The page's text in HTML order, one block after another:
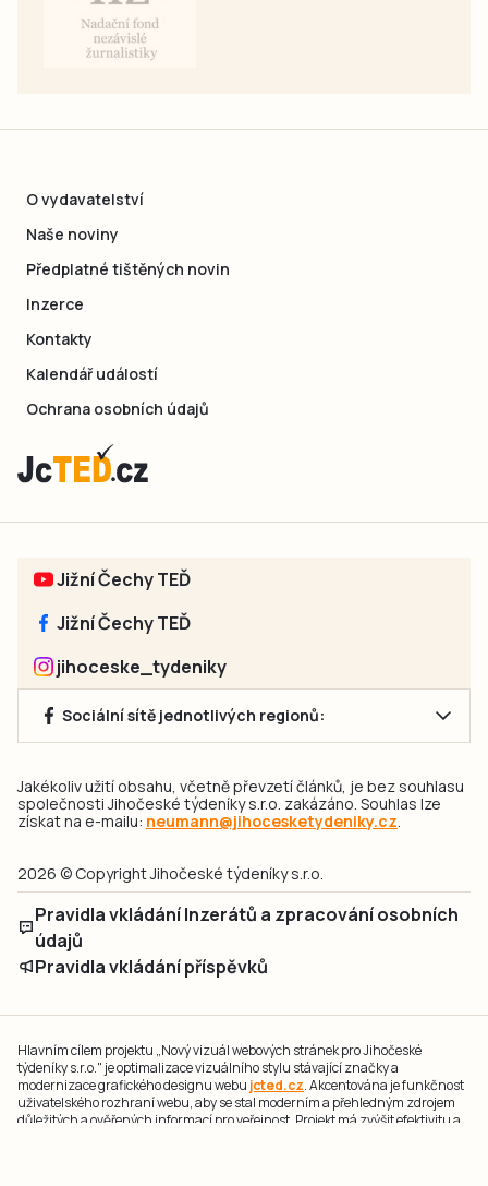
O vydavatelství
Naše noviny
Předplatné tištěných novin
Inzerce
Kontakty
Kalendář událostí
Ochrana osobních údajů
Jižní Čechy TEĎ
Jižní Čechy TEĎ
jihoceske_tydeniky
Sociální sítě jednotlivých regionů:
Jakékoliv užití obsahu, včetně převzetí článků, je bez souhlasu
společnosti Jihočeské týdeníky s.r.o. zakázáno. Souhlas lze
získat na e-mailu: neumann@jihocesketydeniky.cz
2026 © Copyright Jihočeské týdeníky s.r.o.
Pravidla vkládání Inzerátů a zpracování osobních
údajů
Pravidla vkládání příspěvků
Hlavním cílem projektu „Nový vizuál webových stránek pro Jihočeské
týdeníky s.r.o." je optimalizace vizuálního stylu stávající značky a
modernizace grafického designu webu jcted.cz. Akcentována je funkčnost
uživatelského rozhraní webu, aby se stal moderním a přehledným zdrojem
důležitých a ověřených informací pro veřejnost. Projekt má zvýšit efektivitu a